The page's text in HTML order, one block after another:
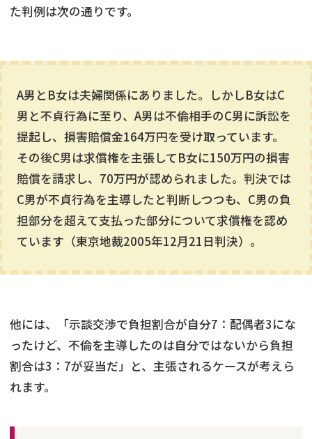
た判例は次の通りです。
A男とB女は夫婦関係にありました。しかしB女はC
男と不貞行為に至り、A男は不倫相手のC男に訴訟を
提起し、損害賠償金164万円を受け取っています。
その後C男は求償権を主張してB女に150万円の損害
賠償を請求し、70万円が認められました。判決では
C男が不貞行為を主導したと判断しつつも、C男の負
担部分を超えて支払った部分について求償権を認め
ています（東京地裁2005年12月21日判決）。
他には、「示談交渉で負担割合が自分7：配偶者3にな
ったけど、不倫を主導したのは自分ではないから負担
割合は3：7が妥当だ」と、主張されるケースが考えら
れます。